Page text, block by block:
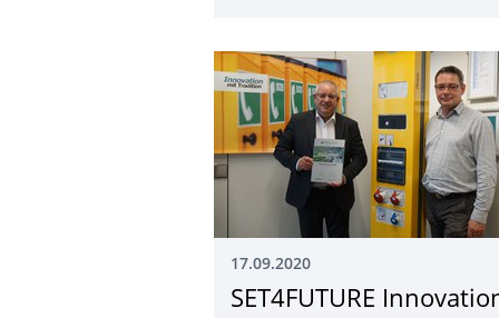
17.09.2020
SET4FUTURE